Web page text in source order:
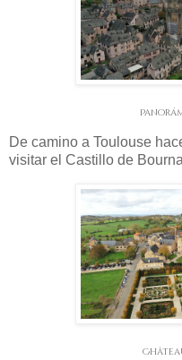
De camino a Toulouse
visitar el Castillo de